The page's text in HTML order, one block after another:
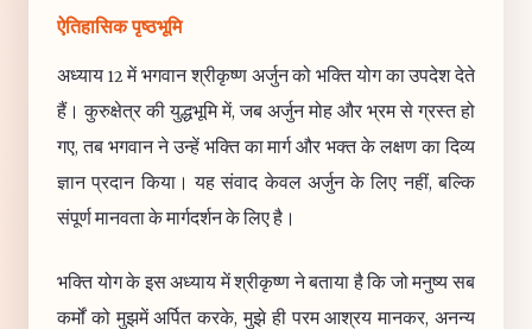
ऐतिहासिक पृष्ठभूमि
अध्याय 12 में भगवान श्रीकृष्ण अर्जुन को भक्ति योग का उपदेश देते
हैं। कुरुक्षेत्र की युद्धभूमि में, जब अर्जुन मोह और भ्रम से ग्रस्त हो
गए, तब भगवान ने उन्हें भक्ति का मार्ग और भक्त के लक्षण का दिव्य
ज्ञान प्रदान किया। यह संवाद केवल अर्जुन के लिए नहीं, बल्कि
संपूर्ण मानवता के मार्गदर्शन के लिए है।
भक्ति योग के इस अध्याय में श्रीकृष्ण ने बताया है कि जो मनुष्य सब
कर्मों को मुझमें अर्पित करके, मुझे ही परम आश्रय मानकर, अनन्य